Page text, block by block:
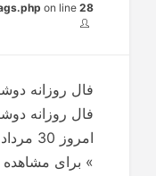
on line 28
فال روزانه دوشنبه 30
» برای مشاهده